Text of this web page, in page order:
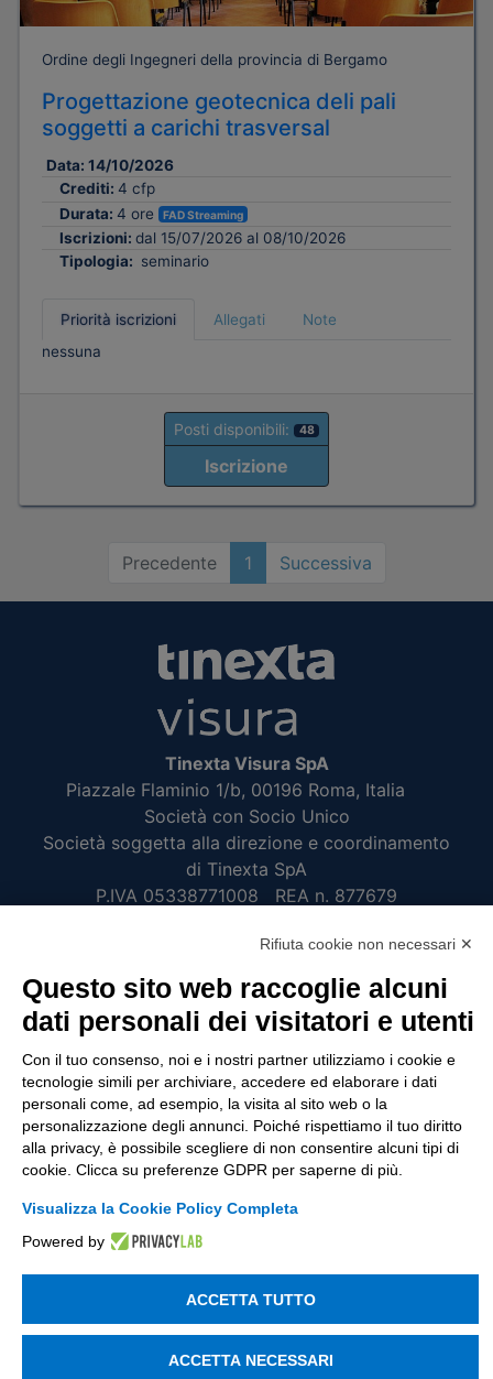
Ordine degli Ingegneri della provincia di Bergamo
Progettazione geotecnica deli pali
soggetti a carichi trasversal
Data: 14/10/2026
Crediti: 4 cfp
Durata: 4 ore FAD Streaming
Iscrizioni: dal 15/07/2026 al 08/10/2026
Tipologia: seminario
Priorità iscrizioni Allegati
Note
nessuna
Posti disponibili: 48
Iscrizione
Precedente 1 Successiva
Tinexta Visura SpA
Piazzale Flaminio 1/b, 00196 Roma, Italia
Società con Socio Unico
Società soggetta alla direzione e coordinamento
di Tinexta SpA
P.IVA 05338771008 REA n. 877679
UTILITÀ
Recupero Password
POLICIES AND TERMS
Informativa cookie
© 2003 - 2026 Tinexta Visura S.p.A.
Rifiuta cookie non necessari ✕
Questo sito web raccoglie alcuni
dati personali dei visitatori e utenti
Con il tuo consenso, noi e i nostri partner utilizziamo i cookie e
tecnologie simili per archiviare, accedere ed elaborare i dati
personali come, ad esempio, la visita al sito web o la
personalizzazione degli annunci. Poiché rispettiamo il tuo diritto
alla privacy, è possibile scegliere di non consentire alcuni tipi di
cookie. Clicca su preferenze GDPR per saperne di più.
Visualizza la Cookie Policy Completa
Powered by
ACCETTA TUTTO
ACCETTA NECESSARI